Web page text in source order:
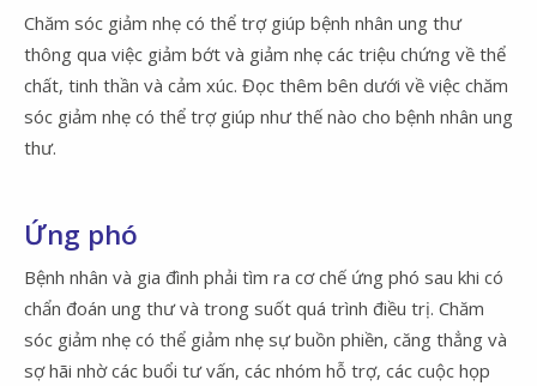
Chăm sóc giảm nhẹ có thể trợ giúp bệnh nhân ung thư
thông qua việc giảm bớt và giảm nhẹ các triệu chứng về thể
chất, tinh thần và cảm xúc. Đọc thêm bên dưới về việc chăm
sóc giảm nhẹ có thể trợ giúp như thế nào cho bệnh nhân ung
thư.
Ứng phó
Bệnh nhân và gia đình phải tìm ra cơ chế ứng phó sau khi có
chẩn đoán ung thư và trong suốt quá trình điều trị. Chăm
sóc giảm nhẹ có thể giảm nhẹ sự buồn phiền, căng thẳng và
sợ hãi nhờ các buổi tư vấn, các nhóm hỗ trợ, các cuộc họp